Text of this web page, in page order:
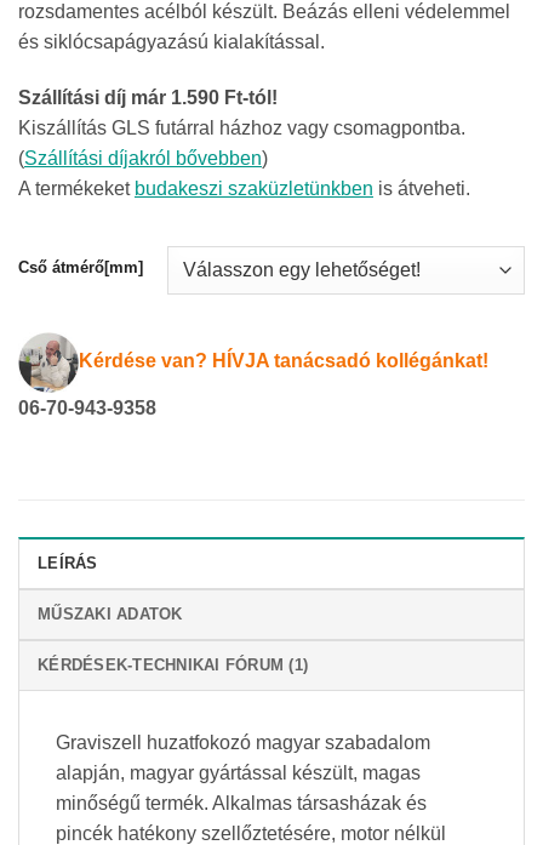
rozsdamentes acélból készült. Beázás elleni védelemmel
és siklócsapágyazású kialakítással.
Szállítási díj már 1.590 Ft-tól!
Kiszállítás GLS futárral házhoz vagy csomagpontba.
(Szállítási díjakról bővebben)
A termékeket budakeszi szaküzletünkben is átveheti.
Cső átmérő[mm]
Kérdése van? HÍVJA tanácsadó kollégánkat!
06-70-943-9358
LEÍRÁS
MŰSZAKI ADATOK
KÉRDÉSEK-TECHNIKAI FÓRUM (1)
Graviszell huzatfokozó magyar szabadalom
alapján, magyar gyártással készült, magas
minőségű termék. Alkalmas társasházak és
pincék hatékony szellőztetésére, motor nélkül